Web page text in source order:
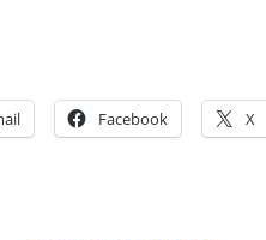
Facebook X